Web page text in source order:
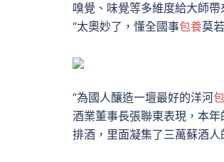
嗅覺、味覺等多維度給大師
“太奧妙了，懂全國事包養莫
“為國人釀造一壇最好的洋河
酒業董事長張聯東表現，本
排酒，里面凝集了三萬蘇酒